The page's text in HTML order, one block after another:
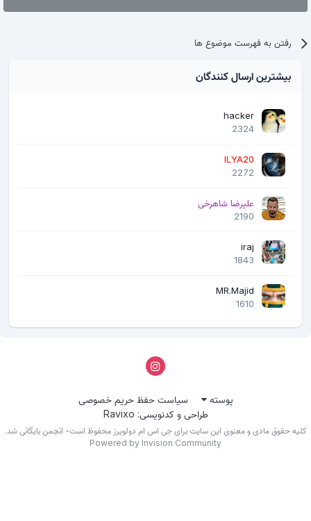
رفتن به فهرست موضوع ها
بیشترین ارسال کنندگان
hacker
2324
ILYA20
2272
علیرضا شاهرخی
2190
iraj
1843
MR.Majid
1610
پوسته
سیاست حفظ حریم خصوصی
طراحی و کدنویسی: Ravixo
حقوق مادی و معنوی این سایت برای جی اس ام دولوپرز محفوظ است- انجمن بایگانی شد.
Powered by Invision Community